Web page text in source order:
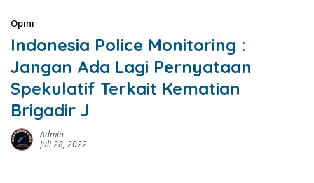
Opini
Indonesia Police Monitoring :
Jangan Ada Lagi Pernyataan
Spekulatif Terkait Kematian
Brigadir J
Admin
Juli 28, 2022